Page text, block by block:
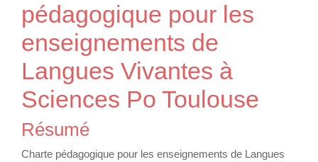
pédagogique pour les
enseignements de
Langues Vivantes à
Sciences Po Toulouse
Résumé
Charte pédagogique pour les enseignements de Langues